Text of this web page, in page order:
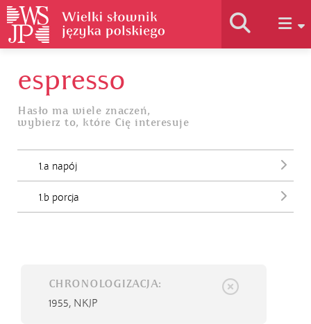
Historia słownika
Jak korzystać
espresso
Hasło ma wiele znaczeń,
wybierz to, które Cię interesuje
1.a napój
1.b porcja
CHRONOLOGIZACJA:
1955, NKJP